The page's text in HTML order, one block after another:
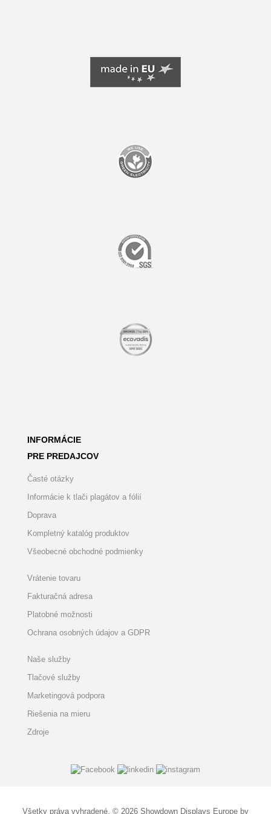
INFORMÁCIE
PRE PREDAJCOV
Časté otázky
Informácie k tlači plagátov a fólií
Doprava
Kompletný katalóg produktov
Všeobecné obchodné podmienky
Vrátenie tovaru
Fakturačná adresa
Platobné možnosti
Ochrana osobných údajov a GDPR
Naše služby
Tlačové služby
Marketingová podpora
Riešenia na mieru
Zdroje
Všetky práva vyhradené. © 2026 Showdown Displays Europe by